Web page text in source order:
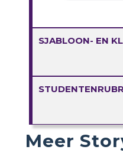
SJABLOON- EN
Meer